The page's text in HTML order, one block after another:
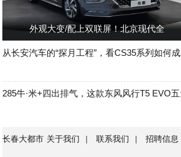
外观大变/配上双联屏！北京现代全
从长安汽车的“探月工程”，看CS35系列如何
285牛·米+四出排气，这款东风风行T5 EVO
长春大都市 关于我们 | 联系我们 | 招聘信息